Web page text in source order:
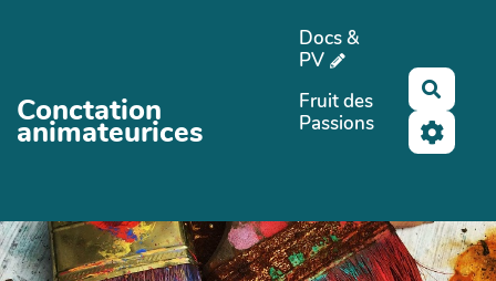
Conctation
animateurices
Docs &
PV
Fruit des
Passions